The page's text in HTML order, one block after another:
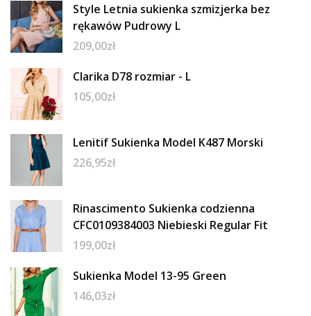
Style Letnia sukienka szmizjerka bez
rękawów Pudrowy L
209,00zł
Clarika D78 rozmiar - L
105,00zł
Lenitif Sukienka Model K487 Morski
226,95zł
Rinascimento Sukienka codzienna
CFC0109384003 Niebieski Regular Fit
199,00zł
Sukienka Model 13-95 Green
146,03zł